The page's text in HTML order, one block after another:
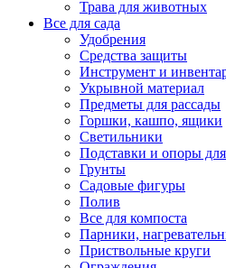
Трава для животных
Все для сада
Удобрения
Средства защиты
Инструмент и
Укрывной материал
Предметы для рассады
Горшки, кашпо, ящики
Светильники
Подставки и опоры
Грунты
Садовые фигуры
Полив
Все для компоста
Парники,
Приствольные круги